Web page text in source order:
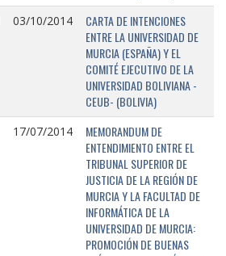
03/10/2014
CARTA DE INTENCIONES
ENTRE LA UNIVERSIDAD DE
MURCIA (ESPAÑA) Y EL
COMITÉ EJECUTIVO DE LA
UNIVERSIDAD BOLIVIANA -
CEUB- (BOLIVIA)
17/07/2014
MEMORANDUM DE
ENTENDIMIENTO ENTRE EL
TRIBUNAL SUPERIOR DE
JUSTICIA DE LA REGIÓN DE
MURCIA Y LA FACULTAD DE
INFORMÁTICA DE LA
UNIVERSIDAD DE MURCIA:
PROMOCIÓN DE BUENAS